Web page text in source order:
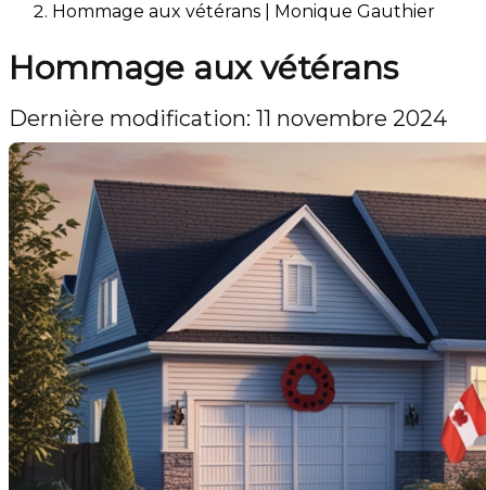
Hommage aux vétérans | Monique Gauthier
Hommage aux vétérans
Dernière modification: 11 novembre 2024